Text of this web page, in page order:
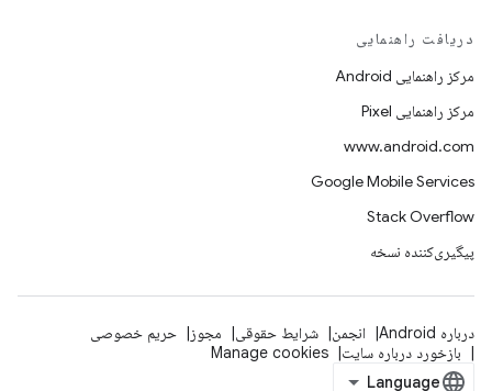
دریافت راهنمایی
مرکز راهنمایی Android
مرکز راهنمایی Pixel
www.android.com
Google Mobile Services
Stack Overflow
پیگیری‌کننده نسخه
درباره Android انجمن شرایط حقوقی مجوز
حریم خصوصی
بازخورد درباره سایت
Manage cookies